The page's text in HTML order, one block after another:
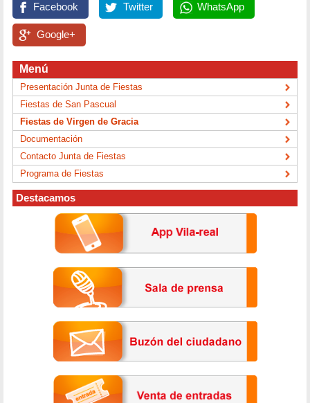
Facebook Twitter WhatsApp
Google+
Menú
Presentación Junta de Fiestas
Fiestas de San Pascual
Fiestas de Virgen de Gracia
Documentación
Contacto Junta de Fiestas
Programa de Fiestas
Destacamos